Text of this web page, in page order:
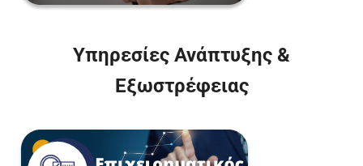
Υπηρεσίες Ανάπτυξης &
Εξωστρέφειας